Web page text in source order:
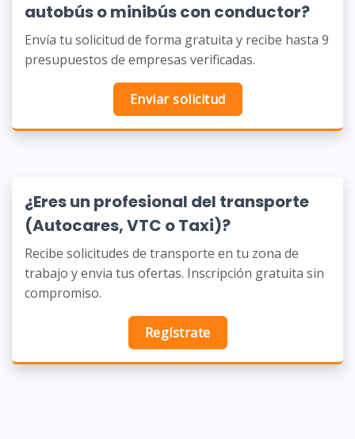
autobús o minibús con conductor?
Envía tu solicitud de forma gratuita y recibe hasta 9
presupuestos de empresas verificadas.
Enviar solicitud
¿Eres un profesional del transporte
(Autocares, VTC o Taxi)?
Recibe solicitudes de transporte en tu zona de
trabajo y envia tus ofertas. Inscripción gratuita sin
compromiso.
Regístrate